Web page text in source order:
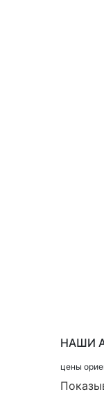
НАШИ
цены